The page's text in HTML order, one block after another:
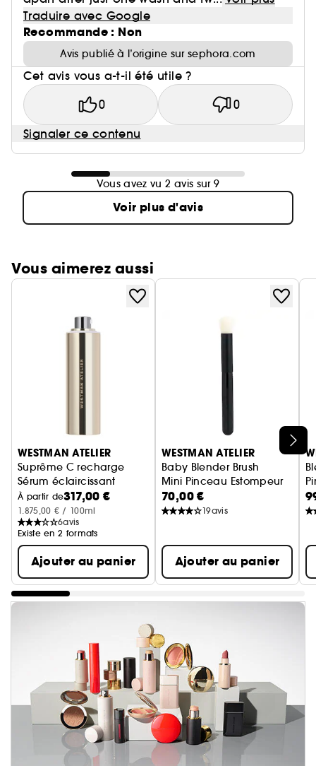
Traduire avec Google
Recommande : Non
Avis publié à l’origine sur sephora.com
Cet avis vous a-t-il été utile ?
0 0
Signaler ce contenu
Vous avez vu 2 avis sur 9
Voir plus d'avis
Vous aimerez aussi
Ignorer le carrousel produits
WESTMAN ATELIER
Suprême C recharge
Sérum éclaircissant
À partir de317,00 €
1.875,00 € / 100ml
6avis
Existe en 2 formats
Ajouter au panier
WESTMAN ATELIER
Baby Blender Brush
Mini Pinceau Estompeur
70,00 €
19avis
Ajouter au panier